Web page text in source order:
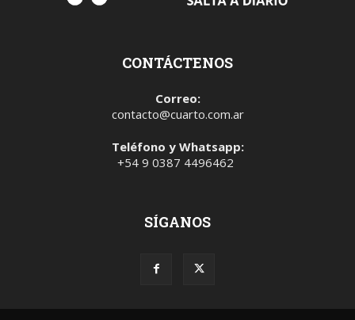
CONTÁCTENOS
Correo:
contacto@cuarto.com.ar
Teléfono y Whatsapp:
+54 9 0387 4496462
SÍGANOS